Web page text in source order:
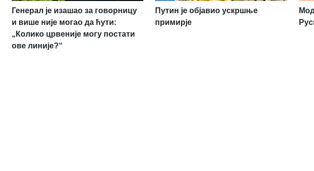
Генерал је изашао за говорницу
и више није могао да ћути:
„Колико црвеније могу постати
ове линије?“
Путин је објавио ускршње
примирје